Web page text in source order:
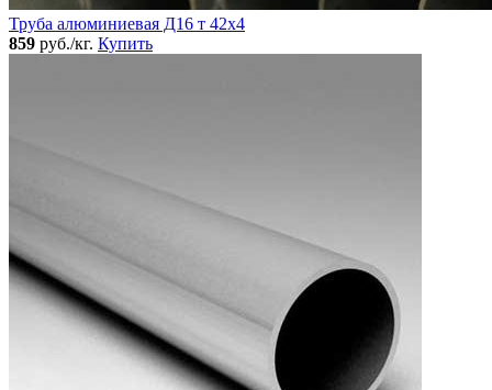
Труба алюминиевая Д16 т 42х4
859 руб./кг. Купить